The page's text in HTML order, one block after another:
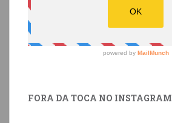
FORA DA TOCA NO INSTAGRAM